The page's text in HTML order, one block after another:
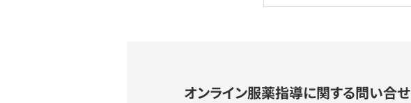
オンライン服薬指導に関する問い合せ